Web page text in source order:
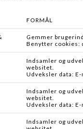
Førsteklasses
mønster for
pasform med
Eco Anti-Odor-
Miljøvenligt
Praktisk snørelås-
Medfølgende
Hurtigtørrende
trækkraft på